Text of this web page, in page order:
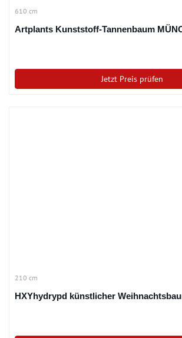
610 cm
Artplants Kunststoff-Tannenbaum
Jetzt Preis prüfen
210 cm
HXYhydrypd künstlicher